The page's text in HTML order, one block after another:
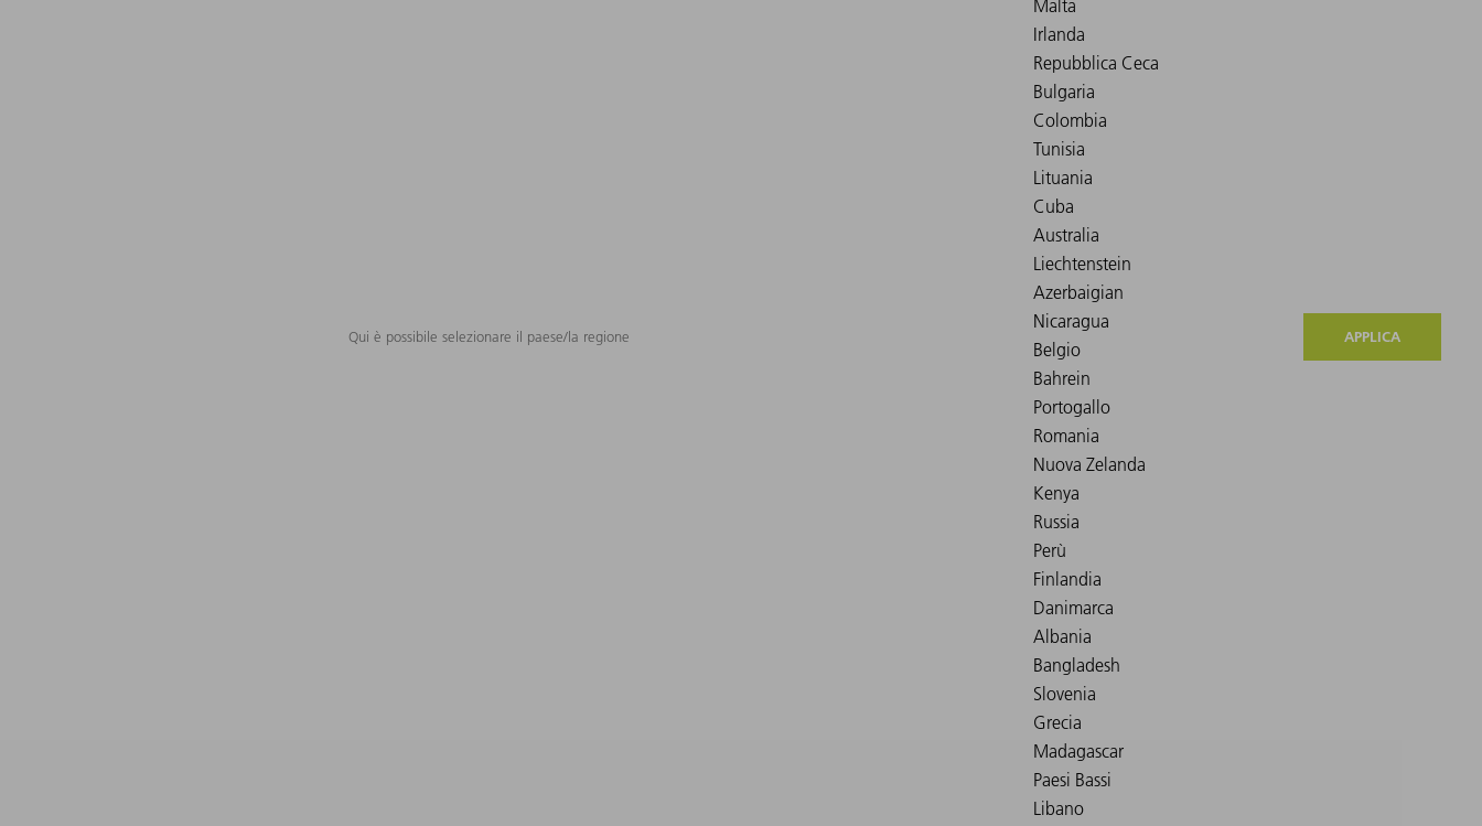
Qui è possibile selezionare il paese/la regione APPLICA